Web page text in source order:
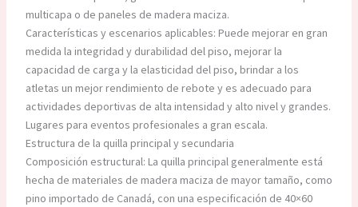
multicapa o de paneles de madera maciza.
Características y escenarios aplicables: Puede mejorar en gran
medida la integridad y durabilidad del piso, mejorar la
capacidad de carga y la elasticidad del piso, brindar a los
atletas un mejor rendimiento de rebote y es adecuado para
actividades deportivas de alta intensidad y alto nivel y grandes.
Lugares para eventos profesionales a gran escala.
Estructura de la quilla principal y secundaria
Composición estructural: La quilla principal generalmente está
hecha de materiales de madera maciza de mayor tamaño, como
pino importado de Canadá, con una especificación de 40×60